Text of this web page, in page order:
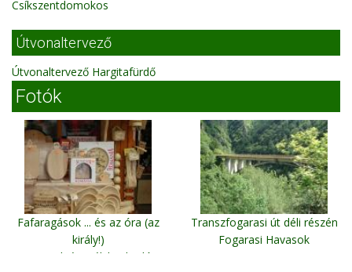
Csíkszentdomokos
Útvonaltervező
Útvonaltervező Hargitafürdő
Fotók
Fafaragások ... és az óra (az
király!)
Korond, út széli kirakodó
Transzfogarasi út déli részén
Fogarasi Havasok